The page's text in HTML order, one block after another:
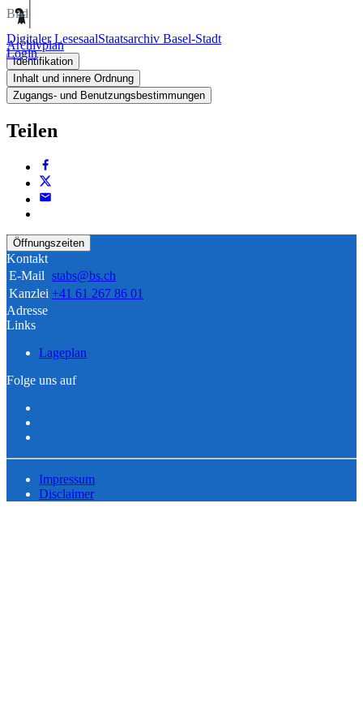
Digitaler LesesaalStaatsarchiv Basel-Stadt
Login
Bild
Archivplan
Identifikation
Inhalt und innere Ordnung
Zugangs- und Benutzungsbestimmungen
Teilen
Öffnungszeiten
Kontakt
E-Mail stabs@bs.ch
Kanzlei +41 61 267 86 01
Adresse
Links
Lageplan
Folge uns auf
Impressum
Disclaimer